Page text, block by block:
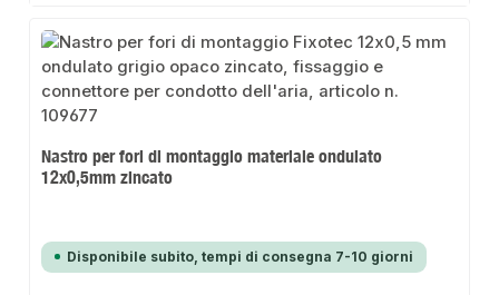
Nastro per fori di montaggio materiale ondulato
12x0,5mm zincato
Disponibile subito, tempi di consegna 7-10 giorni